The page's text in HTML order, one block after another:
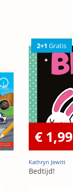
2+1 Gratis
€ 1,99
Kathryn Jewitt
Bedtijd!